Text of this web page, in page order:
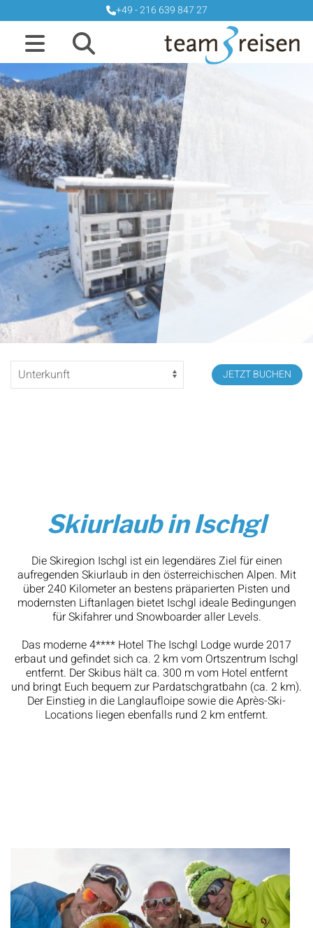
+49 - 216 639 847 27
JETZT BUCHEN
Skiurlaub in Ischgl
Die Skiregion Ischgl ist ein legendäres Ziel für einen
aufregenden Skiurlaub in den österreichischen Alpen. Mit
über 240 Kilometer an bestens präparierten Pisten und
modernsten Liftanlagen bietet Ischgl ideale Bedingungen
für Skifahrer und Snowboarder aller Levels.
Das moderne 4**** Hotel The Ischgl Lodge wurde 2017
erbaut und gefindet sich ca. 2 km vom Ortszentrum Ischgl
entfernt. Der Skibus hält ca. 300 m vom Hotel entfernt
und bringt Euch bequem zur Pardatschgratbahn (ca. 2 km).
Der Einstieg in die Langlaufloipe sowie die Après-Ski-
Locations liegen ebenfalls rund 2 km entfernt.